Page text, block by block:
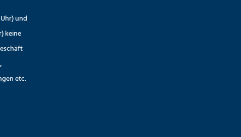
und
keine
etc.